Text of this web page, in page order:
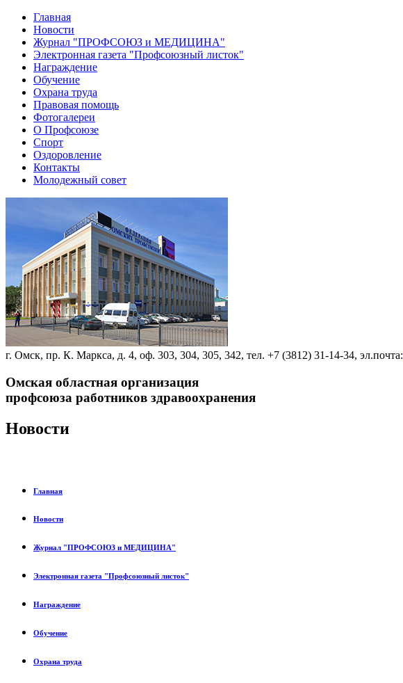
Главная
Новости
Журнал "ПРОФСОЮЗ и МЕДИЦИНА"
Электронная газета "Профсоюзный листок"
Награждение
Обучение
Охрана труда
Правовая помощь
Фотогалереи
О Профсоюзе
Спорт
Оздоровление
Контакты
Молодежный совет
г. Омск, пр. К. Маркса, д. 4, оф. 303, 304, 305, 342, тел. +7 (3812) 31-14-34, эл.почта:
Омская областная организация
профсоюза работников здравоохранения
Новости
Главная
Новости
Журнал "ПРОФСОЮЗ и МЕДИЦИНА"
Электронная газета "Профсоюзный листок"
Награждение
Обучение
Охрана труда